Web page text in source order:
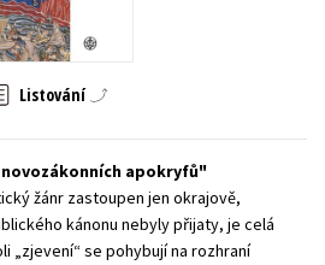
literatura
Všechny tituly
Listování
apokryfů
žánr zastoupen jen okrajově,
kánonu nebyly přijaty, je celá
„zjevení“ se pohybují na rozhraní